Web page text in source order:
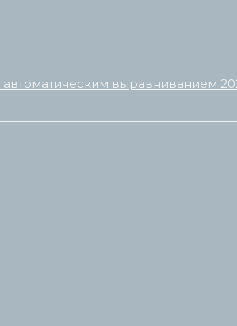
автоматическим выравниванием